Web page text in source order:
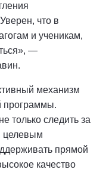
что в
и ученикам,
—
механизм
программы.
только следить за
целевым
прямой
качество